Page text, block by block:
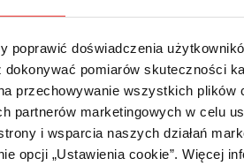
poprawić doświadczenia
pomiarów skuteczności
przechowywanie wszystkich plików
partnerów marketingowych w celu
i wsparcia naszych działań
opcji „Ustawienia cookie”. Więcej
89,00